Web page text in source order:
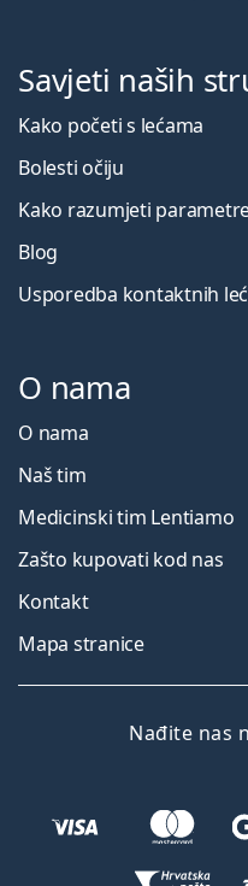
Savjeti naših
Kako početi s lećama
Bolesti očiju
Kako razumjeti
Blog
Usporedba kontaktnih
O nama
O nama
Naš tim
Medicinski tim Lentiamo
Zašto kupovati kod nas
Kontakt
Mapa stranice
Nađite nas